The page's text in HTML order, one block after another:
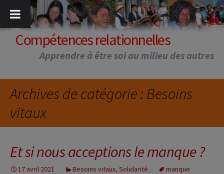
contenu
Compétences relationnelles
Apprendre à être soi au milieu des autres
Archives de catégorie : Besoins
vitaux
Et si nous acceptions le manque ?
17 avril 2021 Besoins vitaux, Solidarité manque